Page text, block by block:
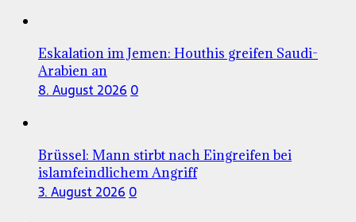
Eskalation im Jemen: Houthis greifen Saudi-
Arabien an
8. August 20260
Brüssel: Mann stirbt nach Eingreifen bei
islamfeindlichem Angriff
3. August 20260